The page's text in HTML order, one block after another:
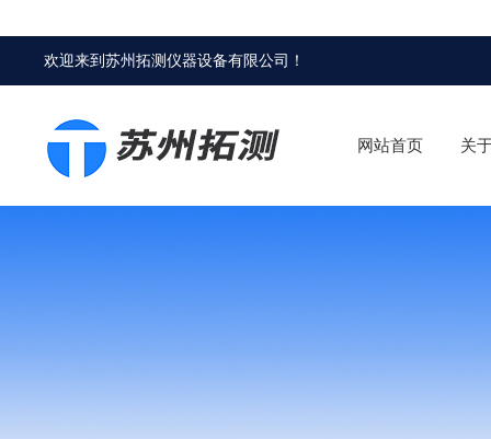
欢迎来到苏州拓测仪器设备有限公司 ！
网站首页 关